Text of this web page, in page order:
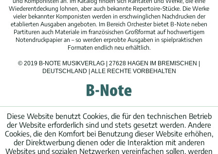
Wiederentdeckung lohnen, aber auch bekannte Repertoire-Stücke. Die Werke
vieler bekannter Komponisten werden in erschwinglichen Nachdrucken der
etablierten Ausgaben angeboten. Im Bereich Orchester bietet B-Note neben
Partituren auch Materiale im französischen Großformat auf hochwertigem
Notendruckpapier an – so werden erprobte Ausgaben in spielpraktischen
Formaten endlich neu erhältlich.
© 2019 B-NOTE MUSIKVERLAG | 27628 HAGEN IM BREMISCHEN |
DEUTSCHLAND | ALLE RECHTE VORBEHALTEN
Diese Website benutzt Cookies, die für den technischen Betrieb
der Website erforderlich sind und stets gesetzt werden. Andere
Cookies, die den Komfort bei Benutzung dieser Website erhöhen,
der Direktwerbung dienen oder die Interaktion mit anderen
Websites und sozialen Netzwerken vereinfachen sollen, werden